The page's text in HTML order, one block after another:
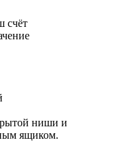
счёт
ниши и
ящиком.